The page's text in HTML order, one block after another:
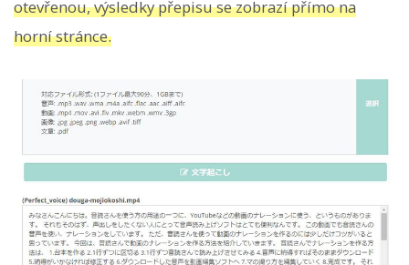
otevřenou, výsledky přepisu se zobrazí přímo na
horní stránce.